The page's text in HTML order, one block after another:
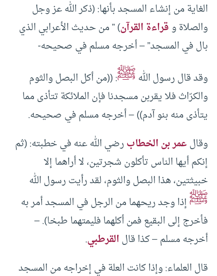
الغاية من إنشاء المسجد بأنها: (ذكر الله عز وجل
والصلاة وقراءة القرآن) ” من حديث الأعرابي الذي
بال في المسجد” – أخرجه مسلم في صحيحه-
وقد قال رسول اللهﷺ: ((من أكل البصل والثوم
والكرّاث فلا يقربن مسجدنا فإن الملائكة تتأذى مما
يتأذى منه بنو آدم)) – أخرجه مسلم في صحيحه.
وقالعمر بن الخطابرضي الله عنه في خطبته: (ثم
إنكم أيها الناس تأكلون شجرتين، لا أراهما إلا
خبيثتين، هذا البصل والثوم، لقد رأيت رسول الله
ﷺإذا وجد ريحهما من الرجل في المسجد أمر به
فأخرج إلى البقيع فمن أكلهما فليمتهما طبخا). –
أخرجه مسلم – كذا قالالقرطبي.
قال العلماء: وإذا كانت العلة في إخراجه من المسجد